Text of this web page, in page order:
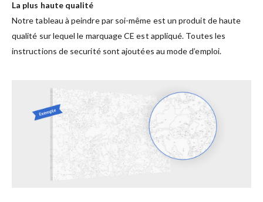
La plus haute qualité
Notre tableau à peindre par soi-même est un produit de haute
qualité sur lequel le marquage CE est appliqué. Toutes les
instructions de securité sont ajoutées au mode d’emploi.